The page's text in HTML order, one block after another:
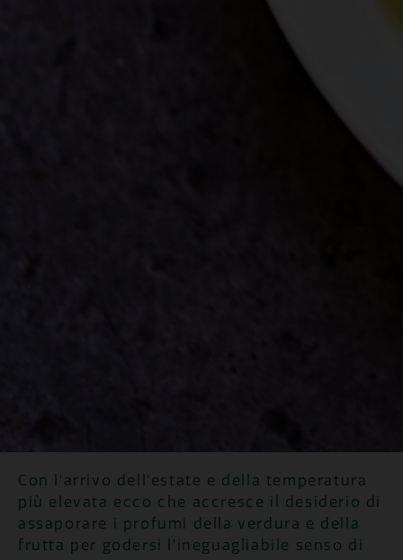
Con l’arrivo dell’estate e della temperatura
più elevata ecco che accresce il desiderio di
assaporare i profumi della verdura e della
frutta per godersi l’ineguagliabile senso di